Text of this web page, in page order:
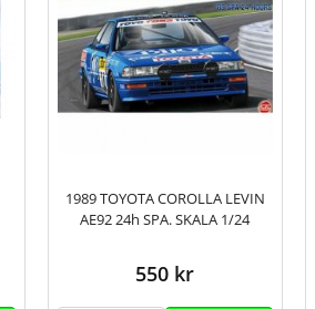
1989 TOYOTA COROLLA LEVIN
AE92 24h SPA. SKALA 1/24
550 kr